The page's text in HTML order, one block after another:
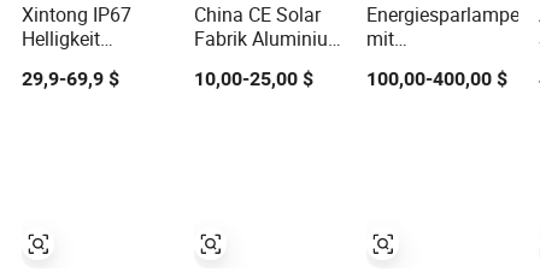
Xintong IP67
Helligkeit
Wasserdicht
Außen LED
29,9-69,9 $
China CE Solar
Fabrik Aluminium
2000/1000/800/600/500W/400/300/
LED Sensor IP66
Garten
Straßenlampe
10,00-25,00 $
Energiesparlampe
mit
solarbetriebene
100,00-400,00 $